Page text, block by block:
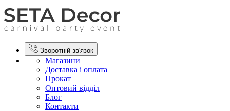
Зворотній зв'язок
Магазини
Доставка і оплата
Прокат
Оптовий відділ
Блог
Контакти